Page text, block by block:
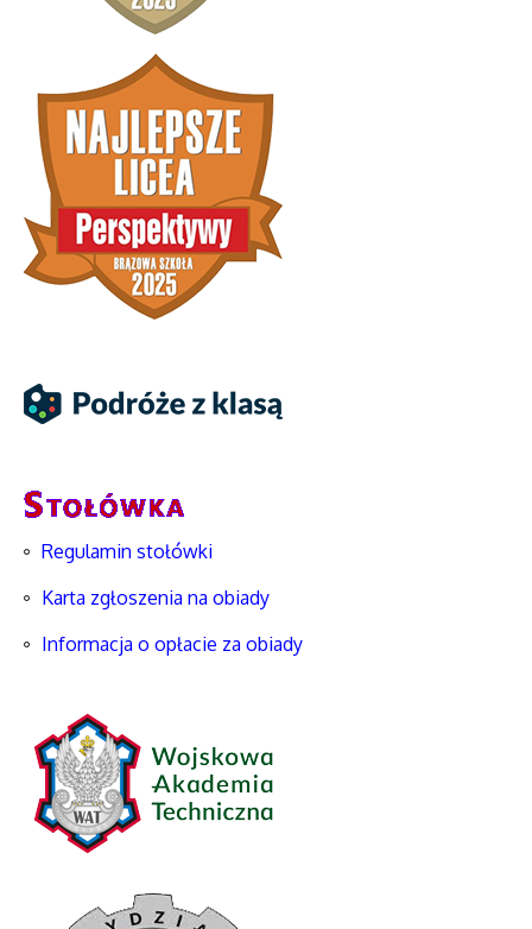
Regulamin stołówki
Karta zgłoszenia na obiady
Informacja o opłacie za obiady